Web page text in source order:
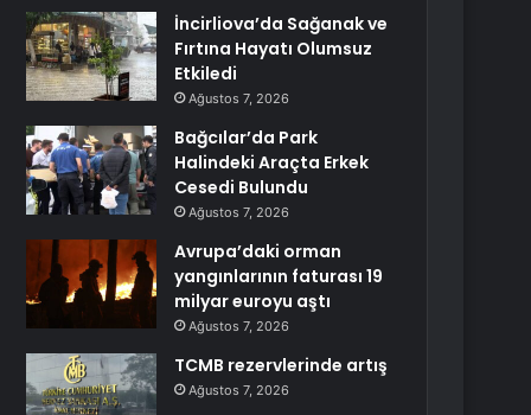
İncirliova’da Sağanak ve
Fırtına Hayatı Olumsuz
Etkiledi
Ağustos 7, 2026
Bağcılar’da Park
Halindeki Araçta Erkek
Cesedi Bulundu
Ağustos 7, 2026
Avrupa’daki orman
yangınlarının faturası 19
milyar euroyu aştı
Ağustos 7, 2026
TCMB rezervlerinde artış
Ağustos 7, 2026